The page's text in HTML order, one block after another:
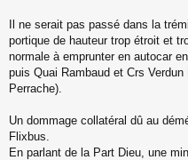
u
Il ne serait pas passé dans la
portique de hauteur trop étroit et
normale à emprunter en autocar
puis Quai Rambaud et Crs
Perrache).
Un dommage collatéral dû au
Flixbus.
En parlant de la Part Dieu, une